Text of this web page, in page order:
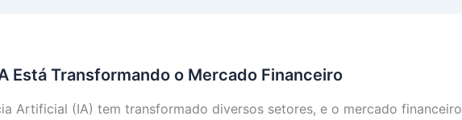
Está Transformando o Mercado Financeiro
Artificial (IA) tem transformado diversos setores, e o mercado